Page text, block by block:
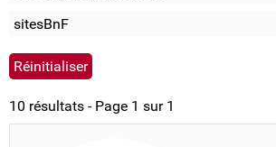
sitesBnF
10 résultats - Page 1 sur 1